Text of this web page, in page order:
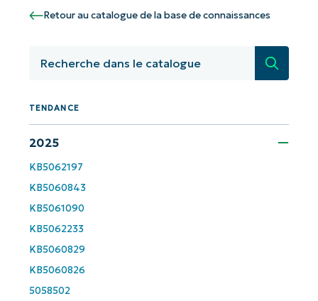
Retour au catalogue de la base de connaissances
TENDANCE
2025
KB5062197
KB5060843
KB5061090
KB5062233
KB5060829
KB5060826
5058502
pilotées par l'IA de NinjaOne !
Business
email*
number*
Pays
Company
name*